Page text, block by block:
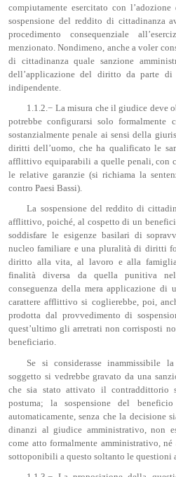
compiutamente esercitato con
sospensione del reddito di cittadinanza
procedimento consequenziale
menzionato. Nondimeno, anche a voler
di cittadinanza quale sanzione
dell’applicazione del diritto da parte
indipendente.
1.1.2.− La misura che il giudice deve
potrebbe configurarsi solo formalmente
sostanzialmente penale ai sensi della
diritti dell’uomo, che ha qualificato le
afflittivo equiparabili a quelle penali, con
le relative garanzie (si richiama la
contro Paesi Bassi).
La sospensione del reddito di
afflittivo, poiché, al cospetto di un
soddisfare le esigenze basilari di
nucleo familiare e una pluralità di diritti
diritto alla vita, al lavoro e alla
finalità diversa da quella punitiva nel
conseguenza della mera applicazione di
carattere afflittivo si coglierebbe, poi,
prodotta dal provvedimento di
quest’ultimo gli arretrati non corrisposti
beneficiario.
Se si considerasse inammissibile
soggetto si vedrebbe gravato da una
che sia stato attivato il contraddittorio
postuma; la sospensione del
automaticamente, senza che la decisione
dinanzi al giudice amministrativo, non
come atto formalmente amministrativo, né
sottoponibili a questo soltanto le questioni